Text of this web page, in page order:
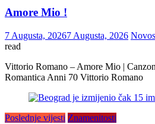
Amore Mio !
7 Augusta, 20267 Augusta, 2026
read
Vittorio Romano – Amore Mio |
Romantica Anni 70 Vittorio Romano
Poslednje vijesti Znamenitosti